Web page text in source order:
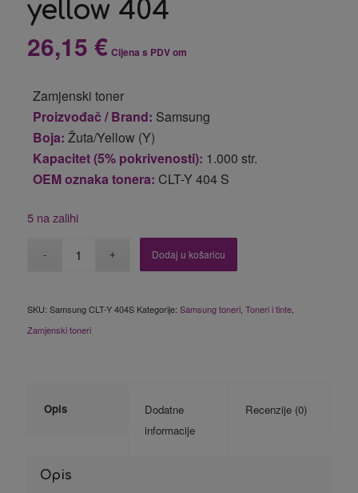
yellow 404
26,15 € Cijena s PDV om
Zamjenski toner
Proizvođač / Brand: Samsung
Boja: Žuta/Yellow (Y)
Kapacitet (5% pokrivenosti): 1.000 str.
OEM oznaka tonera: CLT-Y 404 S
5 na zalihi
Dodaj u košaricu
SKU: Samsung CLT-Y 404S Kategorije: Samsung toneri, Toneri i tinte,
Zamjenski toneri
Opis
Dodatne
informacije
Recenzije (0)
Opis